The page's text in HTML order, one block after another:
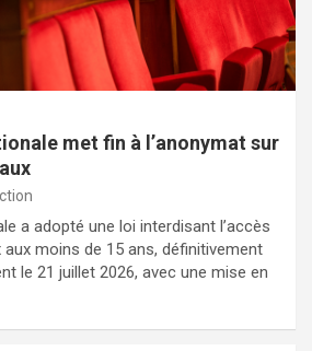
met fin à l’anonymat sur
a adopté une loi interdisant l’accès
moins de 15 ans, définitivement
le 21 juillet 2026, avec une mise en